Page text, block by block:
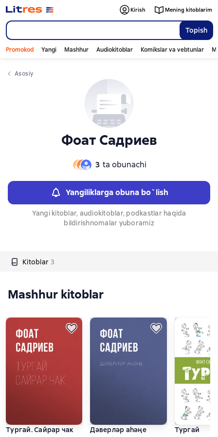
Topish
Kirish Mening kitoblarim
Promokod Yangi Mashhur Audiokitoblar Komikslar va vebtunlar
Asosiy
Фоат Садриев
3 ta obunachi
Yangiliklarga obuna bo`lish
Yangi kitoblar, audiokitoblar, podkastlar haqida
bildirishnomalar yuboramiz
Kitoblar 3
Слайдер с книгами
Mashhur kitoblar
Тургай. Сайрар чак
Дәверләр аһәңе
Тургай